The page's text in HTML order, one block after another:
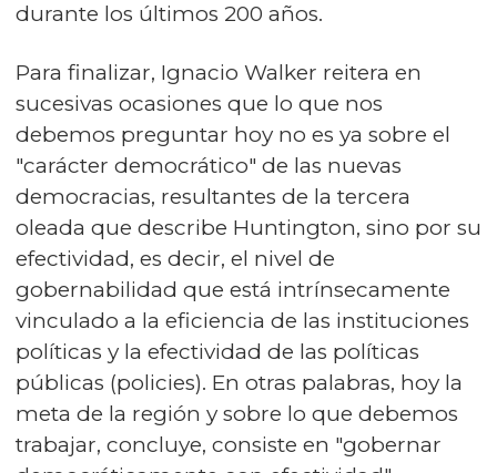
durante los últimos 200 años.
Para finalizar, Ignacio Walker reitera en
sucesivas ocasiones que lo que nos
debemos preguntar hoy no es ya sobre el
"carácter democrático" de las nuevas
democracias, resultantes de la tercera
oleada que describe Huntington, sino por su
efectividad, es decir, el nivel de
gobernabilidad que está intrínsecamente
vinculado a la eficiencia de las instituciones
políticas y la efectividad de las políticas
públicas (policies). En otras palabras, hoy la
meta de la región y sobre lo que debemos
trabajar, concluye, consiste en "gobernar